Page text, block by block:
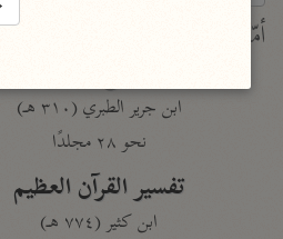
characters for results.
أمّهات
ابن جرير الطبري (٣١٠ هـ)
نحو ٢٨ مجلدًا
تفسير القرآن العظيم
ابن كثير (٧٧٤ هـ)